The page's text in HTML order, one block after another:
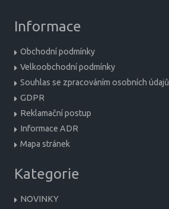
Informace
Obchodní podmínky
Velkoobchodní podmínky
Souhlas se zpracováním osobních údajů
GDPR
Reklamační postup
Informace ADR
Mapa stránek
Kategorie
NOVINKY